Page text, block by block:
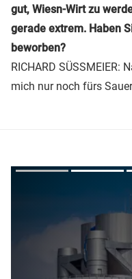
gut, Wiesn-Wirt zu
gerade extrem. Haben
beworben?
RICHARD SÜSSMEIER:
mich nur noch fürs